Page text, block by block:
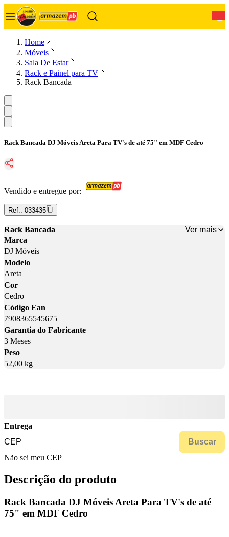
Home
Móveis
Sala De Estar
Rack e Painel para TV
Rack Bancada
Rack Bancada DJ Móveis Areta Para TV's de até 75" em MDF Cedro
Vendido e entregue por:
Ref.: 033435
Rack Bancada
Ver mais
Marca
DJ Móveis
Modelo
Areta
Cor
Cedro
Código Ean
7908365545675
Garantia do Fabricante
3 Meses
Peso
52,00 kg
Entrega
Buscar
Não sei meu CEP
Descrição do produto
Rack Bancada DJ Móveis Areta Para TV's de até
75" em MDF Cedro